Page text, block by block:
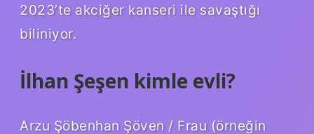
2023’te akciğer kanseri ile savaştığı
biliniyor.
İlhan Şeşen kimle evli?
Arzu Şöbenhan Şöven / Frau (örneğin